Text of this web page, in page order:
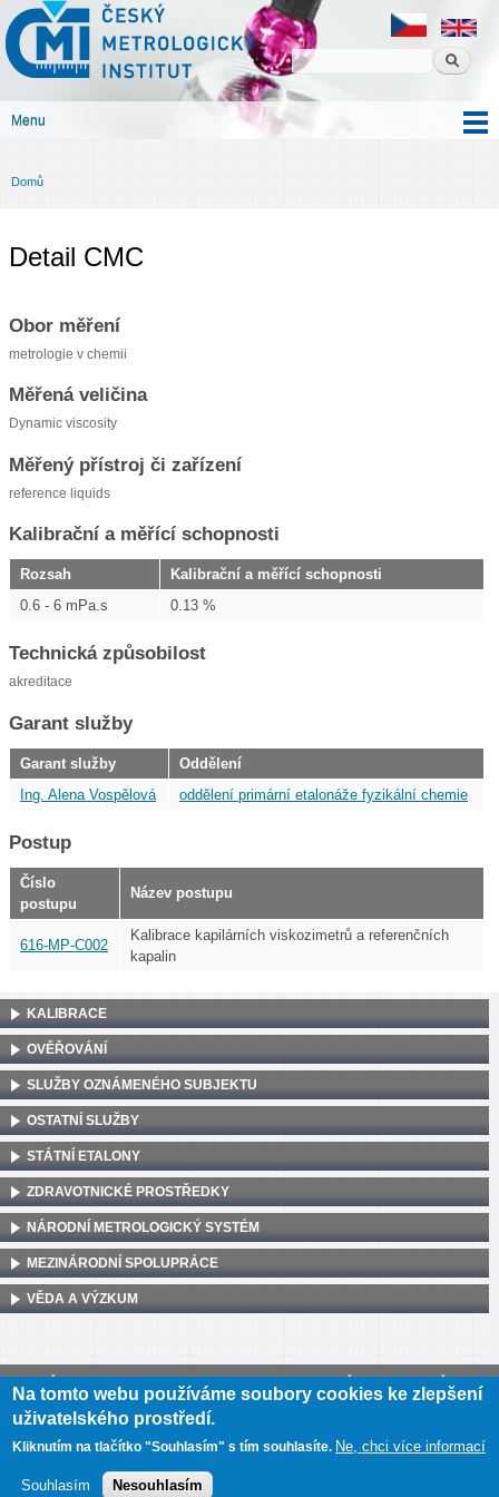
obsahu
Český
metrologický
institut
Menu
Jste zde
Domů
Detail CMC
Obor měření
metrologie v chemii
Měřená veličina
Dynamic viscosity
Měřený přístroj či zařízení
reference liquids
Kalibrační a měřící schopnosti
Rozsah
Kalibrační a měřící schopnosti
0.6 - 6 mPa.s
0.13 %
Technická způsobilost
akreditace
Garant služby
Garant služby
Oddělení
Ing. Alena Vospělová
oddělení primární etalonáže fyzikální chemie
Postup
Číslo
postupu
Název postupu
616-MP-C002
Kalibrace kapilárních viskozimetrů a referenčních
kapalin
KALIBRACE
OVĚŘOVÁNÍ
SLUŽBY OZNÁMENÉHO SUBJEKTU
OSTATNÍ SLUŽBY
STÁTNÍ ETALONY
ZDRAVOTNICKÉ PROSTŘEDKY
NÁRODNÍ METROLOGICKÝ SYSTÉM
MEZINÁRODNÍ SPOLUPRÁCE
VĚDA A VÝZKUM
CZ00177016
Mapa webu Prohlášení o přístupnosti
Na tomto webu používáme soubory cookies ke zlepšení
uživatelského prostředí.
Kliknutím na tlačítko "Souhlasím" s tím souhlasíte. Ne, chci více informací
Souhlasím Nesouhlasím